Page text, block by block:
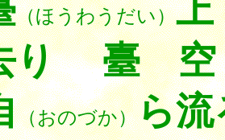
（ほうわうだい）
り 臺 空
（おのづか）ら流